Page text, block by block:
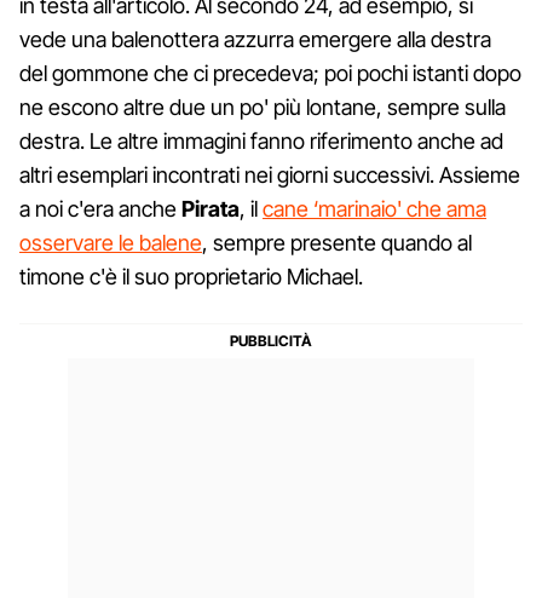
in testa all'articolo. Al secondo 24, ad esempio, si
vede una balenottera azzurra emergere alla destra
del gommone che ci precedeva; poi pochi istanti dopo
ne escono altre due un po' più lontane, sempre sulla
destra. Le altre immagini fanno riferimento anche ad
altri esemplari incontrati nei giorni successivi. Assieme
a noi c'era anchePirata, ilcane ‘marinaio' che ama
osservare le balene, sempre presente quando al
timone c'è il suo proprietario Michael.